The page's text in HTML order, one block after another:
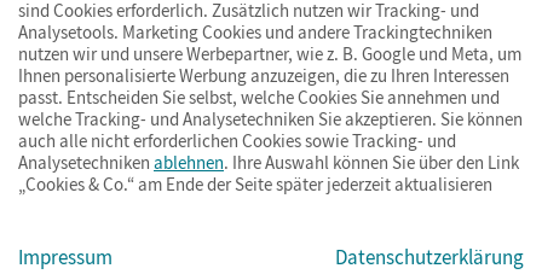
© Cornelsen Verlag 2026
ImpressumAGBDatenschutzBarrierefreiheitCookies & Co.
sind Cookies erforderlich. Zusätzlich nutzen wir Tracking- und
Analysetools. Marketing Cookies und andere Trackingtechniken
nutzen wir und unsere Werbepartner, wie z. B. Google und Meta, um
Ihnen personalisierte Werbung anzuzeigen, die zu Ihren Interessen
passt. Entscheiden Sie selbst, welche Cookies Sie annehmen und
welche Tracking- und Analysetechniken Sie akzeptieren. Sie können
auch alle nicht erforderlichen Cookies sowie Tracking- und
Analysetechniken ablehnen. Ihre Auswahl können Sie über den Link
„Cookies & Co.“ am Ende der Seite später jederzeit aktualisieren
Impressum Datenschutzerklärung